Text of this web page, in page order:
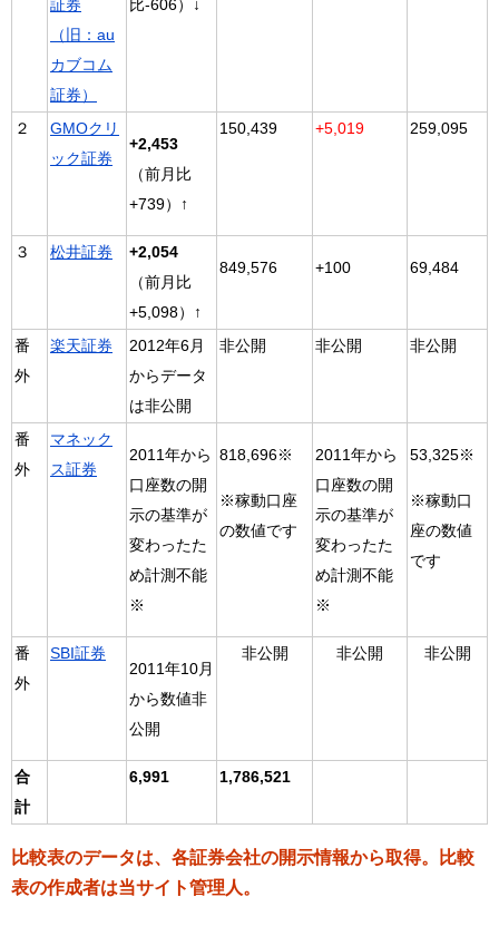
証券
（旧：au
カブコム
証券）
比-606）↓
２
GMOクリ
ック証券
+2,453
（前月比
+739）↑
150,439 +5,019 259,095
３ 松井証券
+2,054
（前月比
+5,098）↑
849,576 +100 69,484
番
外
楽天証券
2012年6月
からデータ
は非公開
非公開 非公開 非公開
番
外
マネック
ス証券
2011年から
口座数の開
示の基準が
変わったた
め計測不能
※
818,696※
※稼動口座
の数値です
2011年から
口座数の開
示の基準が
変わったた
め計測不能
※
53,325※
※稼動口
座の数値
です
番
外
SBI証券
2011年10月
から数値非
公開
非公開 非公開 非公開
合
計
6,991 1,786,521
比較表のデータは、各証券会社の開示情報から取得。比較
表の作成者は当サイト管理人。